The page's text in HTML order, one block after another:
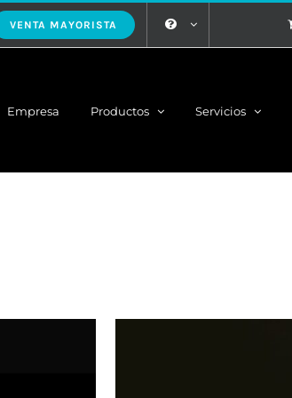
VENTA MAYORISTA
Empresa Productos Servicios